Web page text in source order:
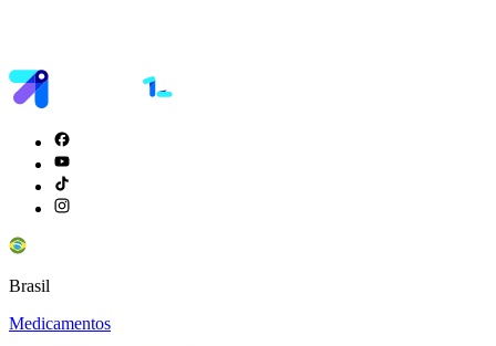
Brasil
Medicamentos